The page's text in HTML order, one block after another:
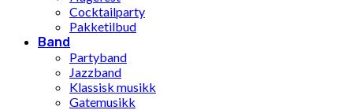
Cocktailparty
Pakketilbud
Band
Partyband
Jazzband
Klassisk musikk
Gatemusikk